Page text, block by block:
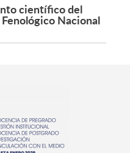
científico del
Nacional